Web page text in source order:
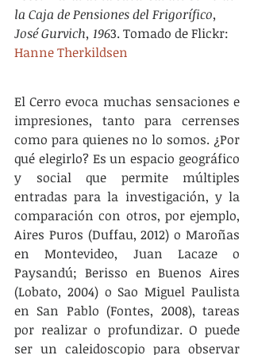
la Caja de Pensiones del Frigorífico,
José Gurvich, 1963. Tomado de Flickr:
Hanne Therkildsen
El Cerro evoca muchas sensaciones e
impresiones, tanto para cerrenses
como para quienes no lo somos. ¿Por
qué elegirlo? Es un espacio geográfico
y social que permite múltiples
entradas para la investigación, y la
comparación con otros, por ejemplo,
Aires Puros (Duffau, 2012) o Maroñas
en Montevideo, Juan Lacaze o
Paysandú; Berisso en Buenos Aires
(Lobato, 2004) o Sao Miguel Paulista
en San Pablo (Fontes, 2008), tareas
por realizar o profundizar. O puede
ser un caleidoscopio para observar